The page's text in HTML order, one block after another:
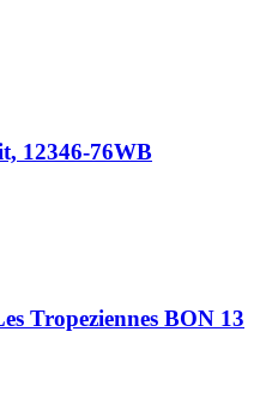
12346-76WB
Tropeziennes BON 13